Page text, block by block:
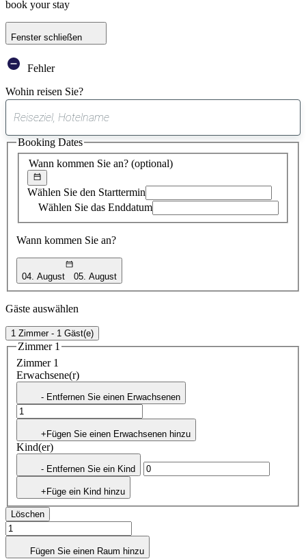
book your stay
Fenster schließen
Fehler
Wohin reisen Sie?
gefundener
Vorschlag
Wann kommen Sie an? (optional)
Wählen Sie den Starttermin
Wählen Sie das Enddatum
Wann kommen Sie an?
04. August 05. August
Booking Dates
Gäste auswählen
1 Zimmer - 1 Gäst(e)
Zimmer 1
Zimmer 1
Erwachsene(r)
- Entfernen Sie einen Erwachsenen
+Fügen Sie einen Erwachsenen hinzu
Kind(er)
- Entfernen Sie ein Kind
+Füge ein Kind hinzu
Löschen
Fügen Sie einen Raum hinzu